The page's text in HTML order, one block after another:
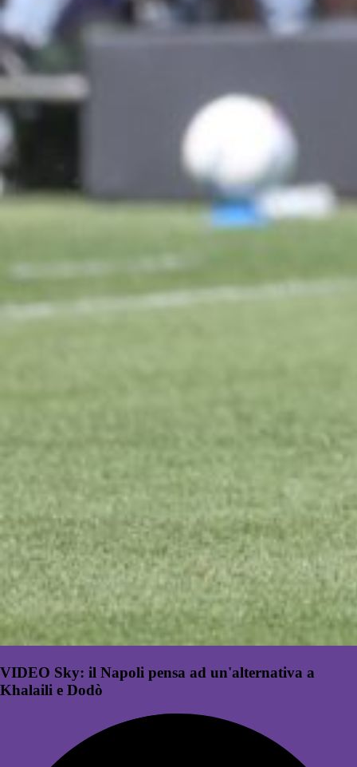
VIDEO Sky: il Napoli pensa ad un'alternativa a
Khalaili e Dodò